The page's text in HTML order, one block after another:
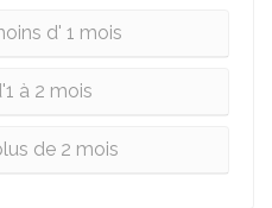
d' 1 mois
à 2 mois
de 2 mois